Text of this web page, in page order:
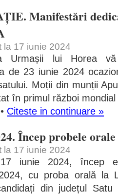
Manifestări
la 17 iunie 2024
Urmașii lui Horea
de 23 iunie 2024
Moții din munții
în primul război
• Citeste in continuare »
Încep probele orale
la 17 iunie 2024
iunie 2024, încep
cu proba orală la
din județul